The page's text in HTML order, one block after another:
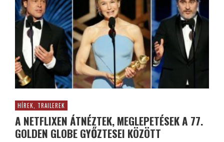
HÍREK, TRAILEREK
A NETFLIXEN ÁTNÉZTEK, MEGLEPETÉSEK A 77.
GOLDEN GLOBE GYŐZTESEI KÖZÖTT